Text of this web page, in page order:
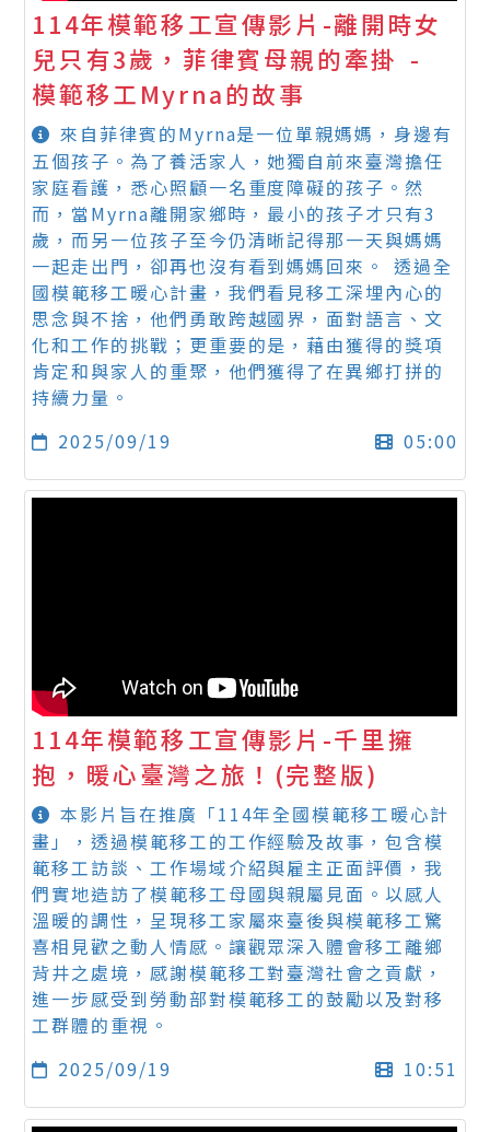
114年模範移工宣傳影片-離開時女
兒只有3歲，菲律賓母親的牽掛 -
模範移工Myrna的故事
來自菲律賓的Myrna是一位單親媽媽，身邊有
五個孩子。為了養活家人，她獨自前來臺灣擔任
家庭看護，悉心照顧一名重度障礙的孩子。然
而，當Myrna離開家鄉時，最小的孩子才只有3
歲，而另一位孩子至今仍清晰記得那一天與媽媽
一起走出門，卻再也沒有看到媽媽回來。 透過全
國模範移工暖心計畫，我們看見移工深埋內心的
思念與不捨，他們勇敢跨越國界，面對語言、文
化和工作的挑戰；更重要的是，藉由獲得的獎項
肯定和與家人的重聚，他們獲得了在異鄉打拼的
持續力量。
2025/09/19
05:00
114年模範移工宣傳影片-千里擁
抱，暖心臺灣之旅！(完整版)
本影片旨在推廣「114年全國模範移工暖心計
畫」，透過模範移工的工作經驗及故事，包含模
範移工訪談、工作場域介紹與雇主正面評價，我
們實地造訪了模範移工母國與親屬見面。以感人
溫暖的調性，呈現移工家屬來臺後與模範移工驚
喜相見歡之動人情感。讓觀眾深入體會移工離鄉
背井之處境，感謝模範移工對臺灣社會之貢獻，
進一步感受到勞動部對模範移工的鼓勵以及對移
工群體的重視。
2025/09/19
10:51